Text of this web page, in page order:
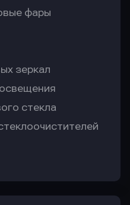
фары
зеркал
стекла